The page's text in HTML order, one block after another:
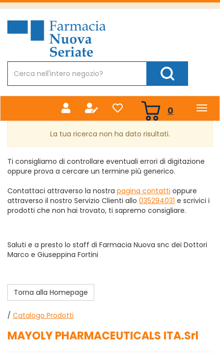
Passa
principale
Farmacia
Nuova
Prodotto
Cerca Prodotto
0 prodotti
inseriti
La tua ricerca non ha dato risultati.
Ti consigliamo di controllare eventuali errori di digitazione
oppure prova a cercare un termine più generico.
Contattaci attraverso la nostra pagina contatti oppure
attraverso il nostro Servizio Clienti allo 035294031 e scrivici i
prodotti che non hai trovato, ti sapremo consigliare.
Saluti e a presto lo staff di Farmacia Nuova snc dei Dottori
Marco e Giuseppina Fortini
Torna alla Homepage
/ Catalogo Prodotti
MAYOLY PHARMACEUTICALS ITA.Srl